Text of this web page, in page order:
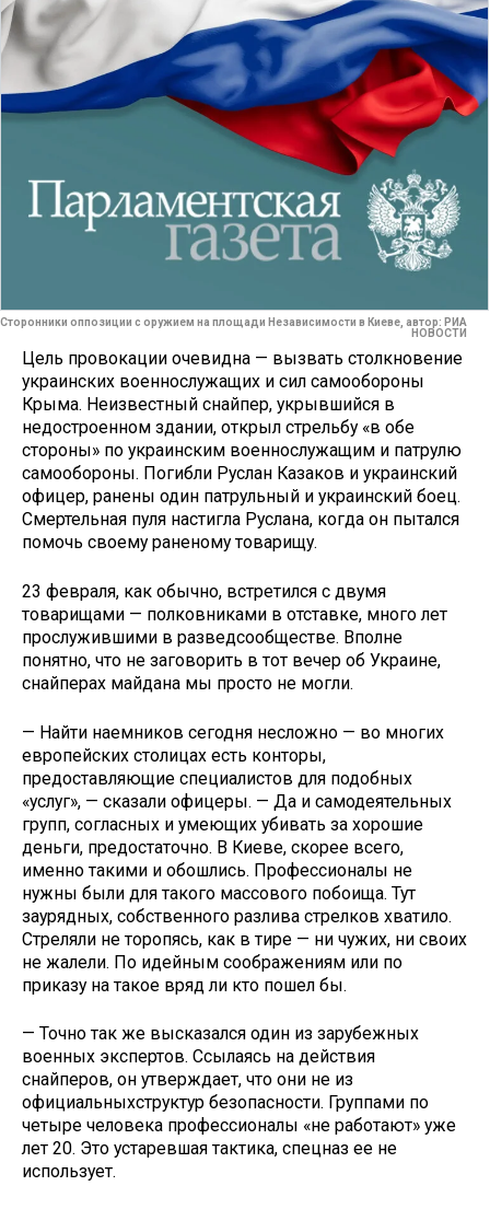
Сторонники оппозиции с оружием на площади Независимости в Киеве, автор: РИА
НОВОСТИ
Цель провокации очевидна — вызвать столкновение
украинских военнослужащих и сил само­обороны
Крыма. Неизвестный снай­пер, укрывшийся в
недостроенном здании, открыл стрельбу «в обе
сторо­ны» по украинским военнослужащим и патрулю
самообороны. Погибли Рус­лан Казаков и украинский
офицер, ра­нены один патрульный и украинский боец.
Смертельная пуля настигла Рус­лана, когда он пытался
помочь своему раненому товарищу.
23 февраля, как обычно, встретился с двумя
товарищами — полковниками в отставке, много лет
прослужившими в разведсообществе. Вполне
понятно, что не заговорить в тот вечер об Украине,
снайперах майдана мы просто не могли.
— Найти наемников сегодня не­сложно — во многих
европейских сто­лицах есть конторы,
предоставляющие специалистов для подобных
«услуг», — сказали офицеры. — Да и самодея­тельных
групп, согласных и умеющих убивать за хорошие
деньги, предостаточно. В Киеве, скорее всего,
именно такими и обошлись. Профессионалы не
нужны были для такого массового побоища. Тут
заурядных, собственного разлива стрелков хватило.
Стреляли не торопясь, как в тире — ни чужих, ни своих
не жалели. По идейным со­ображениям или по
приказу на такое вряд ли кто пошел бы.
— Точно так же высказался один из зарубежных
военных экспертов. Ссы­лаясь на действия
снайперов, он ут­верждает, что они не из
официальныхструктур безопасности. Группами по
четыре человека профессионалы «не работают» уже
лет 20. Это устаревшая тактика, спецназ ее не
использует.